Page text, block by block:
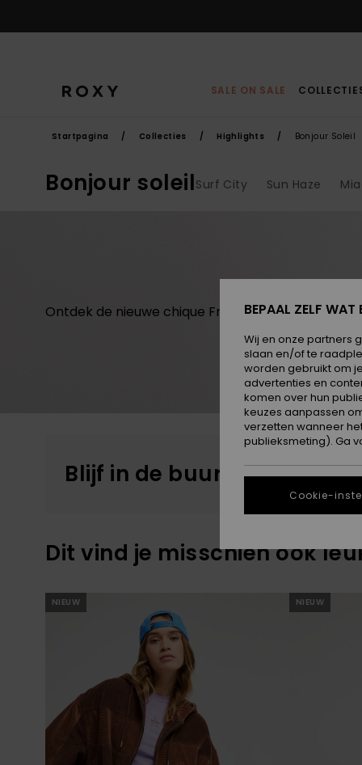
selectie
SALE ON SALE
Startpagina Collecties Highlights Bonjour Soleil
Bonjour soleilSurf City Sun Haze
Ontdek de nieuwe chique Franse surfcollectie uit
Blijf in de buurt, de
Dit vind je misschien ook
Overslaan
naar
zoekfiltercriteria
Ga
naar
sorteren
NIEUW NIEUW
BEPAAL ZELF WAT
Wij en onze partners
slaan en/of te
worden gebruikt om
advertenties en
komen over hun
keuzes aanpassen
verzetten wanneer
publieksmeting). Ga
Cookie-